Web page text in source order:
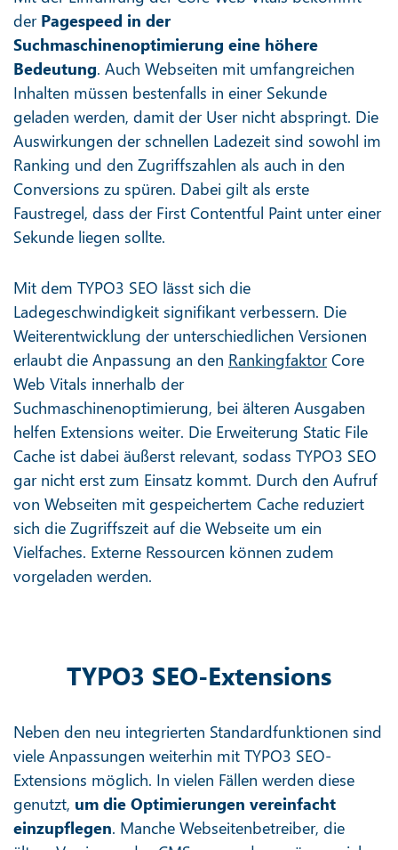
der Pagespeed in der
Suchmaschinenoptimierung eine höhere
Bedeutung. Auch Webseiten mit umfangreichen
Inhalten müssen bestenfalls in einer Sekunde
geladen werden, damit der User nicht abspringt. Die
Auswirkungen der schnellen Ladezeit sind sowohl im
Ranking und den Zugriffszahlen als auch in den
Conversions zu spüren. Dabei gilt als erste
Faustregel, dass der First Contentful Paint unter einer
Sekunde liegen sollte.
Mit dem TYPO3 SEO lässt sich die
Ladegeschwindigkeit signifikant verbessern. Die
Weiterentwicklung der unterschiedlichen Versionen
erlaubt die Anpassung an den RankingfaktorCore
Web Vitals innerhalb der
Suchmaschinenoptimierung, bei älteren Ausgaben
helfen Extensions weiter. Die Erweiterung Static File
Cache ist dabei äußerst relevant, sodass TYPO3 SEO
gar nicht erst zum Einsatz kommt. Durch den Aufruf
von Webseiten mit gespeichertem Cache reduziert
sich die Zugriffszeit auf die Webseite um ein
Vielfaches. Externe Ressourcen können zudem
vorgeladen werden.
TYPO3 SEO-Extensions
Neben den neu integrierten Standardfunktionen sind
viele Anpassungen weiterhin mit TYPO3 SEO-
Extensions möglich. In vielen Fällen werden diese
genutzt, um die Optimierungen vereinfacht
einzupflegen. Manche Webseitenbetreiber, die